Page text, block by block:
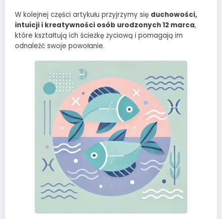
W kolejnej części artykułu przyjrzymy się duchowości,
intuicji i kreatywności osób urodzonych 12 marca,
które kształtują ich ścieżkę życiową i pomagają im
odnaleźć swoje powołanie.